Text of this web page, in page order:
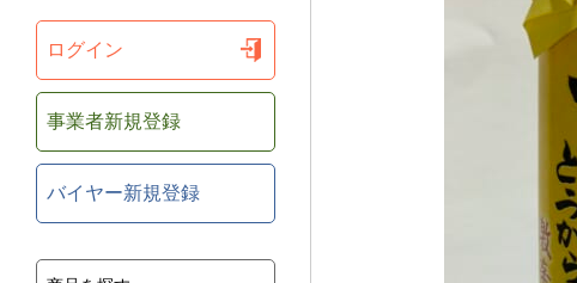
ログイン
事業者新規登録
バイヤー新規登録